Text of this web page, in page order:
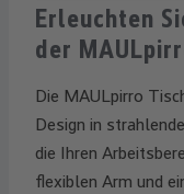
Erleuchten
der
Die MAULpirro
Design in
die Ihren
flexiblen Arm und